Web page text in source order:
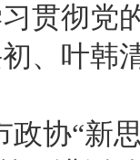
贯彻党
、叶韩
政协“新